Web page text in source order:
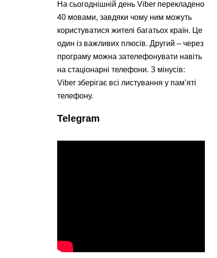
На сьогоднішній день Viber перекладено
40 мовами, завдяки чому ним можуть
користуватися жителі багатьох країн. Це
один із важливих плюсів. Другий – через
програму можна зателефонувати навіть
на стаціонарні телефони. З мінусів:
Viber зберігає всі листування у пам’яті
телефону.
Telegram